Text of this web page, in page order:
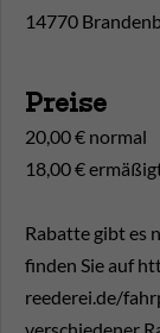
14770
Preise
20,00 € normal
18,00 €
Rabatte gibt es
finden Sie auf
reederei.de/